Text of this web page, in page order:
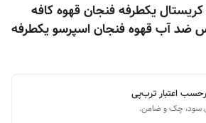
کریستال یکطرفه فنجان قهوه کافه
ضد آب قهوه فنجان اسپرسو یکطرفه
اعتبار ترب‌پی